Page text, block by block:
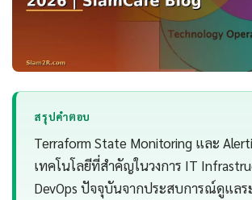
สรุปคำตอบ
Terraform State Monitoring และ
เทคโนโลยีที่สำคัญในวงการ IT
DevOps ปัจจุบันจากประสบการณ์ดูแล